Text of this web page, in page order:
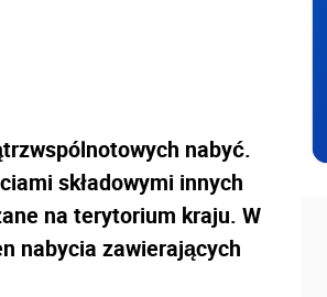
nabyć.
składowymi innych
na terytorium kraju. W
nabycia zawierających